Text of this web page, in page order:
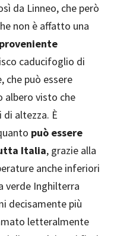
da Linneo, che però
non è affatto una
proveniente
caducifoglio di
che può essere
albero visto che
altezza. È
può essere
Italia, grazie alla
anche inferiori
verde Inghilterra
decisamente più
letteralmente